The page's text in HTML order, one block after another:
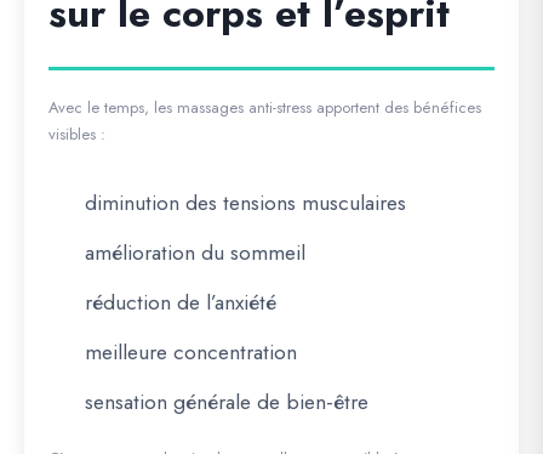
sur le corps et l’esprit
Avec le temps, les massages anti-stress apportent des bénéfices
visibles :
diminution des tensions musculaires
amélioration du sommeil
réduction de l’anxiété
meilleure concentration
sensation générale de bien-être